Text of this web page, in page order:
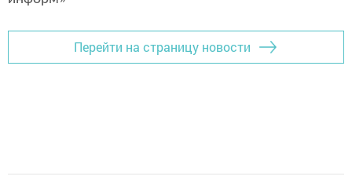
Перейти на страницу новости